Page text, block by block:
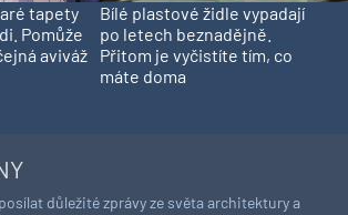
tapety
Pomůže
aviváž
Bílé plastové židle vypadají
po letech beznadějně.
Přitom je vyčistíte tím, co
máte doma
důležité zprávy ze světa architektury a